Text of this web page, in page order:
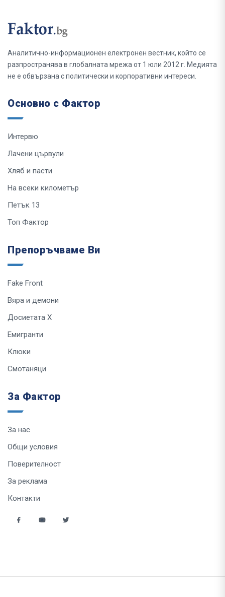
Аналитично-информационен електронен вестник, който се
разпространява в глобалната мрежа от 1 юли 2012 г. Медията
не е обвързана с политически и корпоративни интереси.
Основно с Фактор
Интервю
Лачени цървули
Хляб и пасти
На всеки километър
Петък 13
Топ Фактор
Препоръчваме Ви
Fake Front
Вяра и демони
Досиетата Х
Емигранти
Клюки
Смотаняци
За Фактор
За нас
Общи условия
Поверителност
За реклама
Контакти